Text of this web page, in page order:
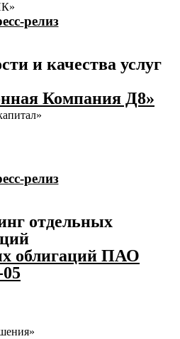
релиз
и качества услуг
Компания Д8»
релиз
отдельных
облигаций ПАО